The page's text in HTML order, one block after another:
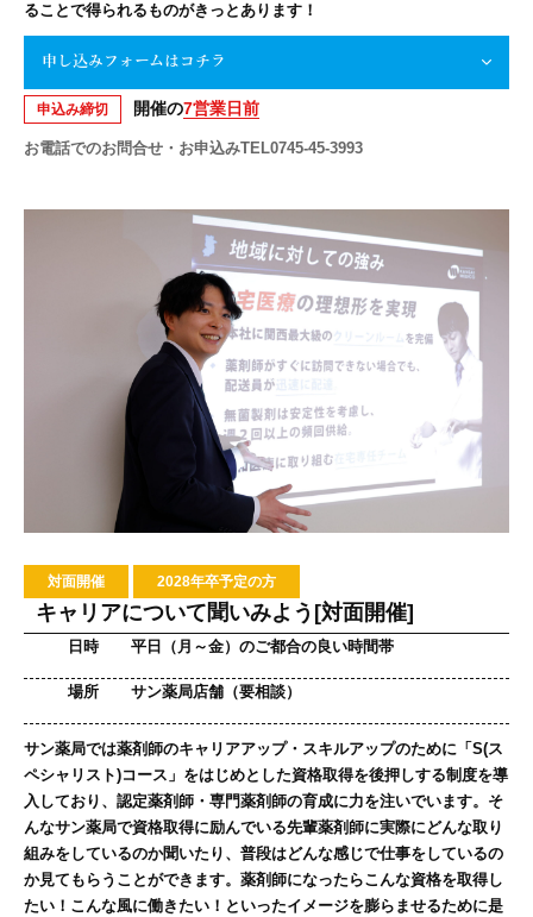
ることで得られるものがきっとあります！
申し込みフォームはコチラ
申込み締切 開催の7営業日前
お電話でのお問合せ・お申込みTEL0745-45-3993
対面開催 2028年卒予定の方
キャリアについて聞いみよう[対面開催]
日時 平日（月～金）のご都合の良い時間帯
場所 サン薬局店舗（要相談）
サン薬局では薬剤師のキャリアアップ・スキルアップのために「S(ス
ペシャリスト)コース」をはじめとした資格取得を後押しする制度を導
入しており、認定薬剤師・専門薬剤師の育成に力を注いでいます。そ
んなサン薬局で資格取得に励んでいる先輩薬剤師に実際にどんな取り
組みをしているのか聞いたり、普段はどんな感じで仕事をしているの
か見てもらうことができます。薬剤師になったらこんな資格を取得し
たい！こんな風に働きたい！といったイメージを膨らませるために是